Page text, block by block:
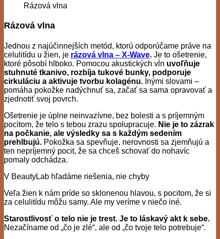
Rázová vlna
Rázová vlna
Jednou z najúčinnejších metód, ktorú odporúčame práve na
celulitídu u žien, je rázová vlna – X-Wave. Je to ošetrenie,
ktoré pôsobí hlboko. Pomocou akustických vĺn uvoľňuje
stuhnuté tkanivo, rozbíja tukové bunky, podporuje
cirkuláciu a aktivuje tvorbu kolagénu. Inými slovami –
pomáha pokožke nadýchnuť sa, začať sa sama opravovať a
zjednotiť svoj povrch.
Ošetrenie je úplne neinvazívne, bez bolesti a s príjemným
pocitom, že telo s tebou zrazu spolupracuje. Nie je to zázrak
na počkanie, ale výsledky sa s každým sedením
prehlbujú. Pokožka sa spevňuje, nerovnosti sa zjemňujú a
ten nepríjemný pocit, že sa chceš schovať do nohavíc
pomaly odchádza.
V BeautyLab hľadáme riešenia, nie chyby
Veľa žien k nám príde so sklonenou hlavou, s pocitom, že si
za celulitídu môžu samy. Ale my veríme v niečo iné.
Starostlivosť o telo nie je trest. Je to láskavý akt k sebe.
Nezačíname od „čo je zlé“, ale od „čo tvoje telo potrebuje“.